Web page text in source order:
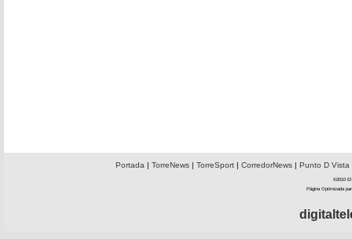
Portada | TorreNews| TorreSport| CorredorNews| Punto D Vista
©2010 El
Página Optimizada